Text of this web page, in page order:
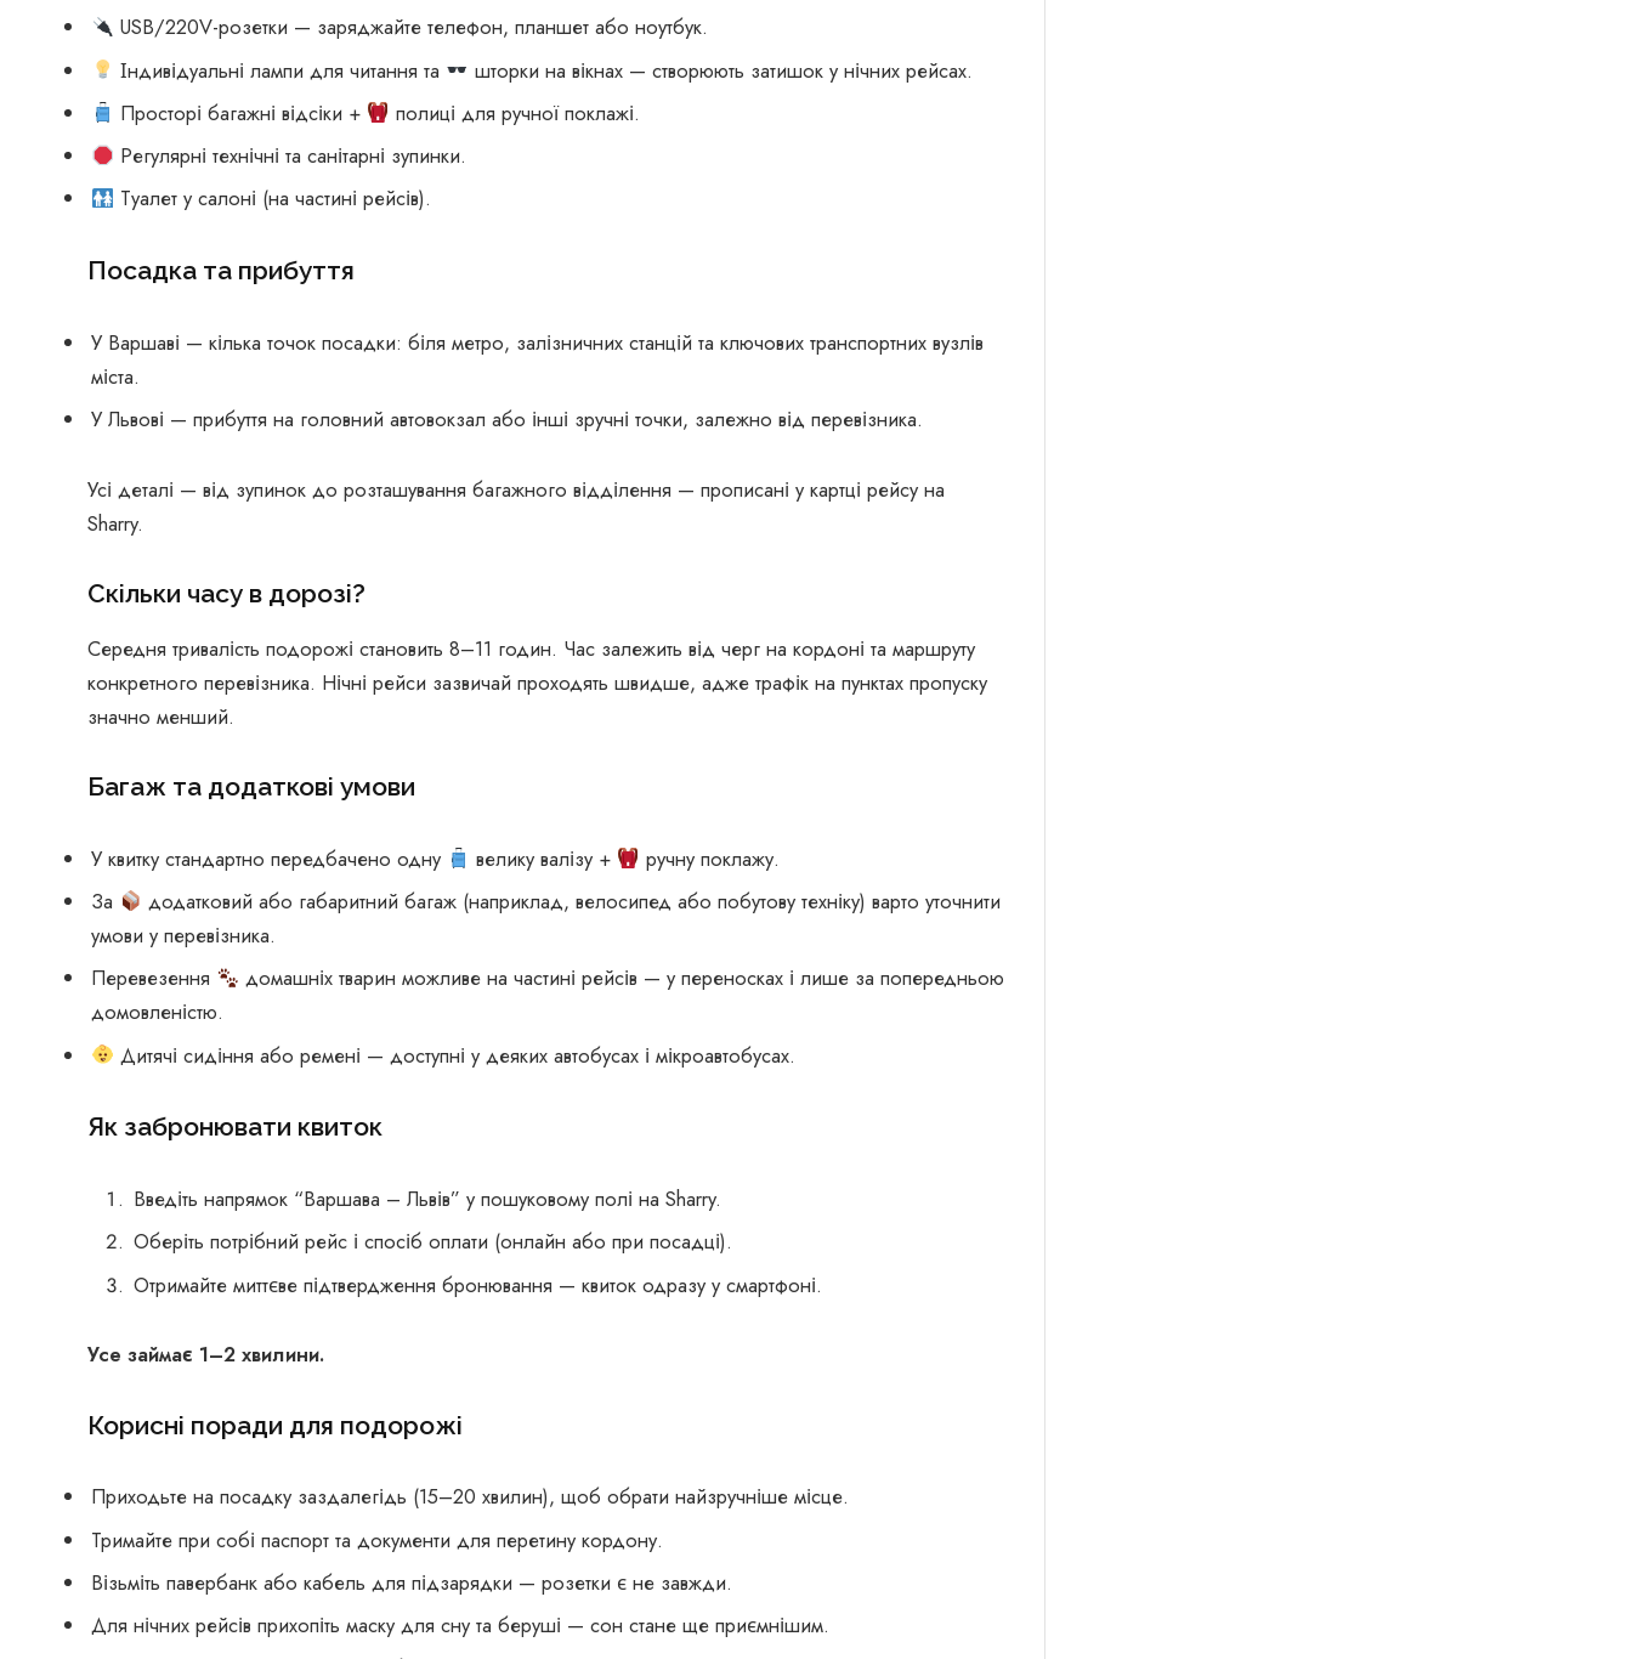
USB/220V-розетки — заряджайте телефон, планшет або ноутбук.
Індивідуальні лампи для читання та
шторки на вікнах — створюють затишок у нічних рейсах.
Просторі багажні відсіки +
полиці для ручної поклажі.
Регулярні технічні та санітарні зупинки.
Туалет у салоні (на частині рейсів).
Посадка та прибуття
У Варшаві — кілька точок посадки: біля метро, залізничних станцій та ключових транспортних вузлів
міста.
У Львові — прибуття на головний автовокзал або інші зручні точки, залежно від перевізника.
Усі деталі — від зупинок до розташування багажного відділення — прописані у картці рейсу на
Sharry.
Скільки часу в дорозі?
Середня тривалість подорожі становить 8–11 годин. Час залежить від черг на кордоні та маршруту
конкретного перевізника. Нічні рейси зазвичай проходять швидше, адже трафік на пунктах пропуску
значно менший.
Багаж та додаткові умови
У квитку стандартно передбачено одну велику валізу +
ручну поклажу.
За
додатковий або габаритний багаж (наприклад, велосипед або побутову техніку) варто уточнити
умови у перевізника.
Перевезення
домашніх тварин можливе на частині рейсів — у переносках і лише за попередньою
домовленістю.
Дитячі сидіння або ремені — доступні у деяких автобусах і мікроавтобусах.
Як забронювати квиток
Введіть напрямок “Варшава – Львів” у пошуковому полі на Sharry.
Оберіть потрібний рейс і спосіб оплати (онлайн або при посадці).
Отримайте миттєве підтвердження бронювання — квиток одразу у смартфоні.
Усе займає 1–2 хвилини.
Корисні поради для подорожі
Приходьте на посадку заздалегідь (15–20 хвилин), щоб обрати найзручніше місце.
Тримайте при собі паспорт та документи для перетину кордону.
Візьміть павербанк або кабель для підзарядки — розетки є не завжди.
Для нічних рейсів прихопіть маску для сну та беруші — сон стане ще приємнішим.